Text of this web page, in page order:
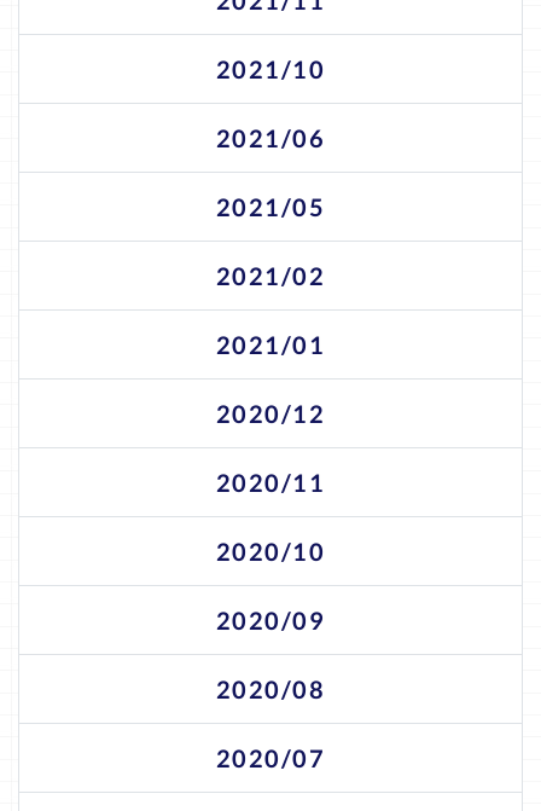
2021/10
2021/06
2021/05
2021/02
2021/01
2020/12
2020/11
2020/10
2020/09
2020/08
2020/07